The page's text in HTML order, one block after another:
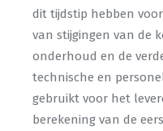
dit tijdstip hebben
van stijgingen van de
onderhoud en de
technische en
gebruikt voor het
berekening van de